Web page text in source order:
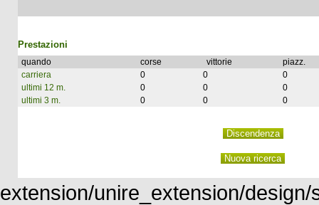
Prestazioni
quando corse vittorie
piazz.
carriera
0 0
0
ultimi 12 m.
0 0
0
ultimi 3 m.
0 0 0
extension/unire_extension/